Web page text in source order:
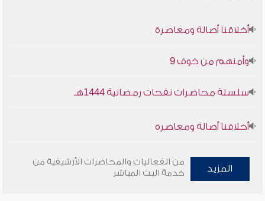
سلسلة محاضرات نفحات رمضانية 1444هـ
المزيد
من الفعاليات والمحاضرات الأرشيفية من
خدمة البث المباشر